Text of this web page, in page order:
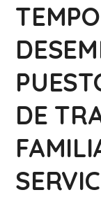
DE